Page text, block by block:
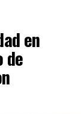
y su
civiles,
y
presidente
supuesta
el cual no
en
de